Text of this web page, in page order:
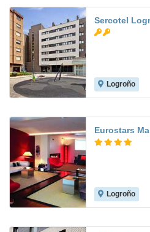
Sercotel
Logroño
Eurostars
Logroño